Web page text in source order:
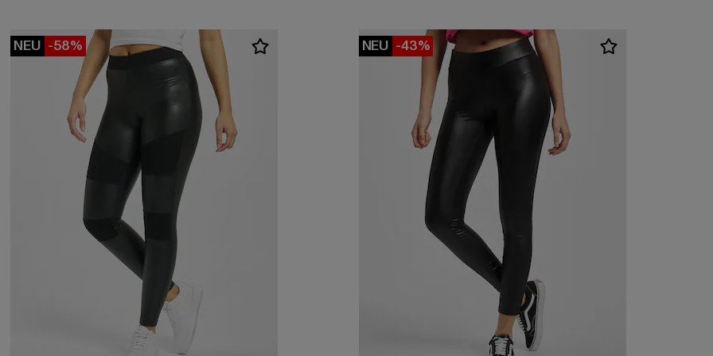
NEU -58% NEU -43%